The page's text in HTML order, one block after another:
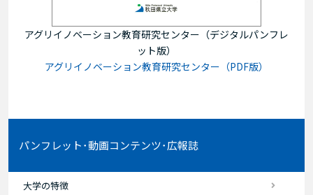
アグリイノベーション教育研究センター（デジタルパンフレ
ット版）
アグリイノベーション教育研究センター（PDF版）
パンフレット･動画コンテンツ･広報誌
大学の特徴